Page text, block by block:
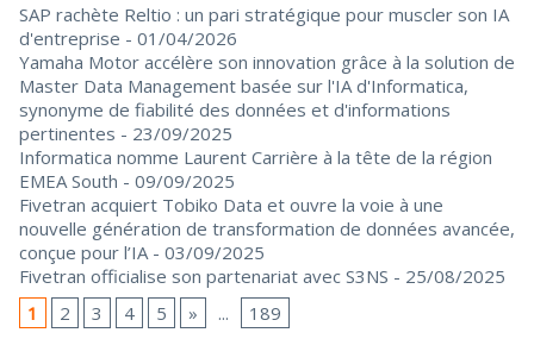
SAP rachète Reltio : un pari stratégique pour muscler son IA
d'entreprise - 01/04/2026
Yamaha Motor accélère son innovation grâce à la solution de
Master Data Management basée sur l'IA d'Informatica,
synonyme de fiabilité des données et d'informations
pertinentes - 23/09/2025
Informatica nomme Laurent Carrière à la tête de la région
EMEA South - 09/09/2025
Fivetran acquiert Tobiko Data et ouvre la voie à une
nouvelle génération de transformation de données avancée,
conçue pour l’IA - 03/09/2025
Fivetran officialise son partenariat avec S3NS - 25/08/2025
1
2 3 4 5 » ... 189